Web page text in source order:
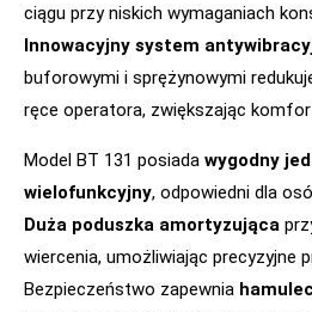
ciągu przy niskich wymaganiach
Innowacyjny system
buforowymi i sprężynowymi
ręce operatora, zwiększając
Model BT 131 posiada wygodny
wielofunkcyjny, odpowiedni dla
Duża poduszka amortyzująca
wiercenia, umożliwiając precyzyjne
Bezpieczeństwo zapewnia